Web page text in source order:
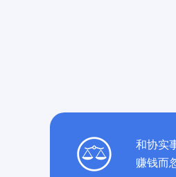
和协实
赚钱而